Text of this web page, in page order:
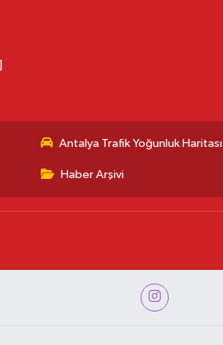
Antalya Trafik Yoğunluk Haritası
Haber Arşivi